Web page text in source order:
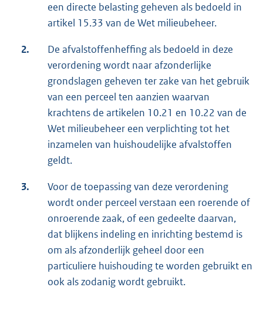
een directe belasting geheven als bedoeld in
artikel 15.33 van de Wet milieubeheer.
2.
De afvalstoffenheffing als bedoeld in deze
verordening wordt naar afzonderlijke
grondslagen geheven ter zake van het gebruik
van een perceel ten aanzien waarvan
krachtens de artikelen 10.21 en 10.22 van de
Wet milieubeheer een verplichting tot het
inzamelen van huishoudelijke afvalstoffen
geldt.
3.
Voor de toepassing van deze verordening
wordt onder perceel verstaan een roerende of
onroerende zaak, of een gedeelte daarvan,
dat blijkens indeling en inrichting bestemd is
om als afzonderlijk geheel door een
particuliere huishouding te worden gebruikt en
ook als zodanig wordt gebruikt.